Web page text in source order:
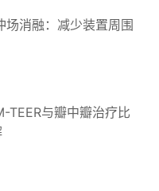
消融：减少装置周围
TEER与瓣中瓣治疗比